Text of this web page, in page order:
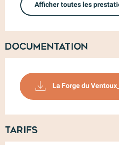
Afficher toutes les
Documentation
La Forge du
Tarifs